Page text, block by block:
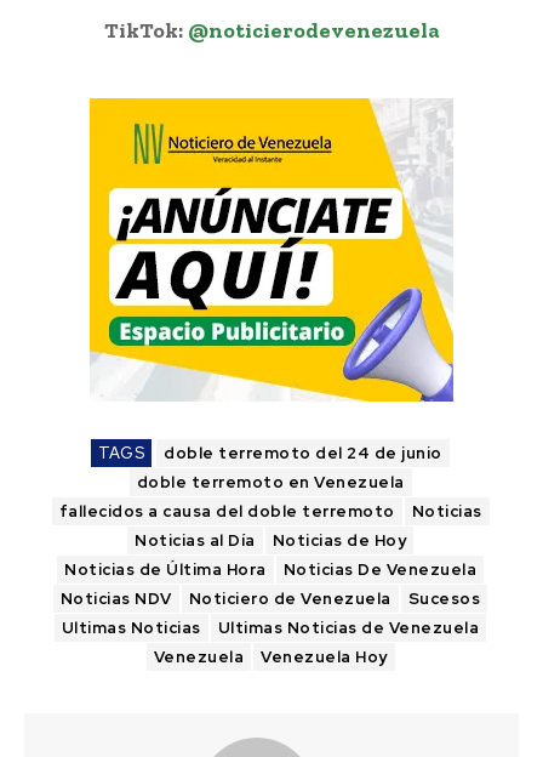
TikTok: @noticierodevenezuela
TAGS
doble terremoto del 24 de junio
doble terremoto en Venezuela
fallecidos a causa del doble terremoto
Noticias
Noticias al Día
Noticias de Hoy
Noticias de Última Hora
Noticias De Venezuela
Noticias NDV
Noticiero de Venezuela
Sucesos
Ultimas Noticias
Ultimas Noticias de Venezuela
Venezuela
Venezuela Hoy